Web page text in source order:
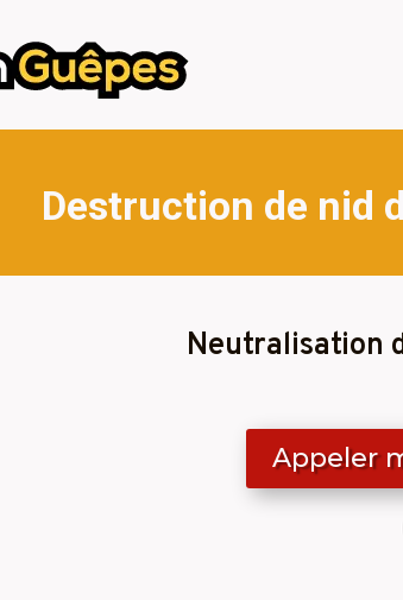
Destruction de nid
Neutralisation
Appeler